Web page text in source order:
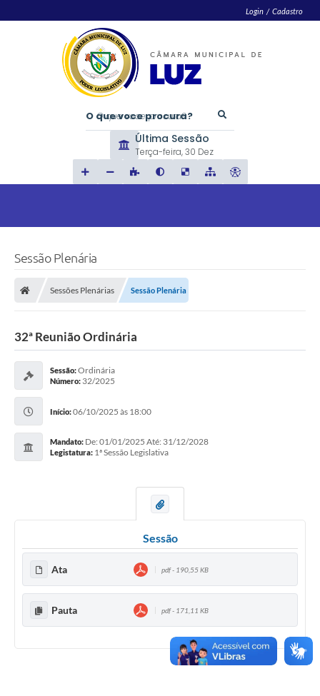
Login / Cadastro
O que voce procura?
Última Sessão
Terça-feira 30 Dez
Sessão Plenária
Sessões Plenárias Sessão Plenária
32ª Reunião Ordinária
Sessão:Ordinária
Número: 32/2025
Início:06/10/2025 às 18:00
Mandato: De: 01/01/2025 Até: 31/12/2028
Legistatura: 1ª Sessão Legislativa
Sessão
Ata pdf - 190,55 KB
Pauta pdf - 171,11 KB